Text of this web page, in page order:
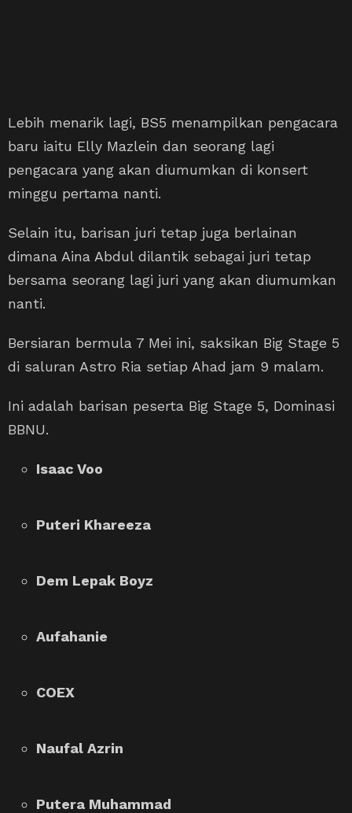
Lebih menarik lagi, BS5 menampilkan pengacara
baru iaitu Elly Mazlein dan seorang lagi
pengacara yang akan diumumkan di konsert
minggu pertama nanti.
Selain itu, barisan juri tetap juga berlainan
dimana Aina Abdul dilantik sebagai juri tetap
bersama seorang lagi juri yang akan diumumkan
nanti.
Bersiaran bermula 7 Mei ini, saksikan Big Stage 5
di saluran Astro Ria setiap Ahad jam 9 malam.
Ini adalah barisan peserta Big Stage 5, Dominasi
BBNU.
Isaac Voo
Puteri Khareeza
Dem Lepak Boyz
Aufahanie
COEX
Naufal Azrin
Putera Muhammad